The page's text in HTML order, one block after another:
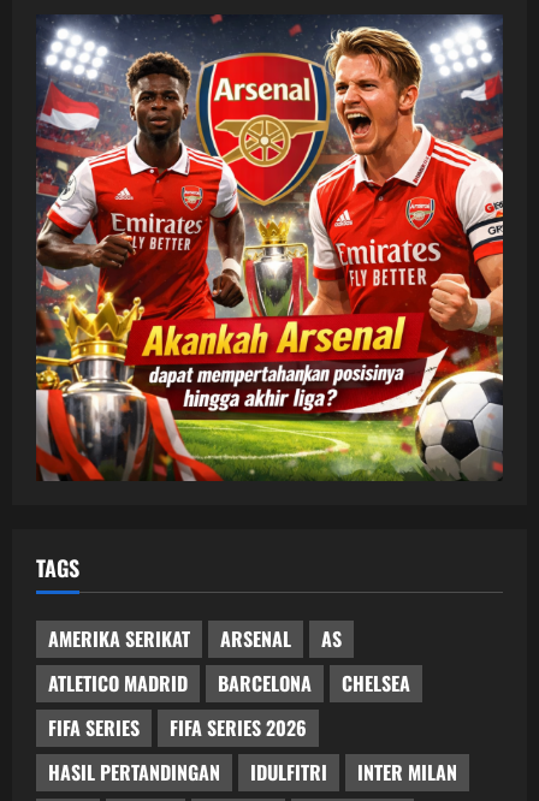
TAGS
AMERIKA SERIKAT ARSENAL
AS
ATLETICO MADRID
BARCELONA
CHELSEA
FIFA SERIES
FIFA SERIES 2026
HASIL PERTANDINGAN
IDULFITRI
INTER MILAN